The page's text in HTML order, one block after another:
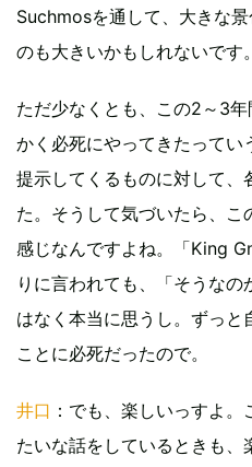
Suchmosを通して、大きな
のも大きいかもしれないです。
ただ少なくとも、この2～3
かく必死にやってきたって
提示してくるものに対して、
た。そうして気づいたら、こ
感じなんですよね。「King
りに言われても、「そうな
はなく本当に思うし。ずっと
ことに必死だったので。
井口 ：でも、楽しいっすよ
たいな話をしているときも